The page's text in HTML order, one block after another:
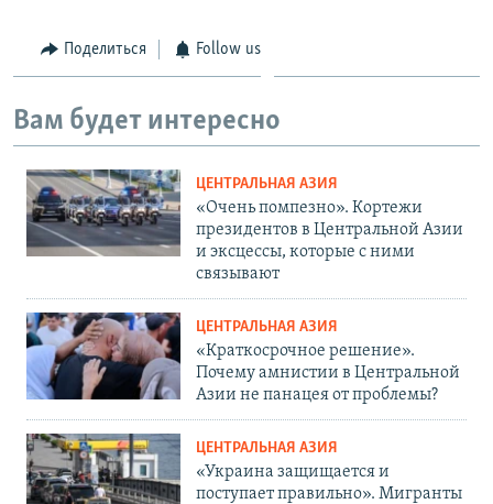
Поделиться Follow us
Вам будет интересно
ЦЕНТРАЛЬНАЯ АЗИЯ
«Очень помпезно». Кортежи
президентов в Центральной Азии
и эксцессы, которые с ними
связывают
ЦЕНТРАЛЬНАЯ АЗИЯ
«Краткосрочное решение».
Почему амнистии в Центральной
Азии не панацея от проблемы?
ЦЕНТРАЛЬНАЯ АЗИЯ
«Украина защищается и
поступает правильно». Мигранты